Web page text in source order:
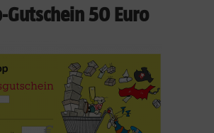
Gutschein 50 Euro